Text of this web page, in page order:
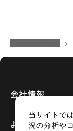
会社情報
よくあるご質問
当サイトで
況の分析や